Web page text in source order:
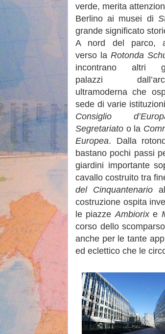
verde, merita
Berlino ai musei di
grande significato
A nord del parco,
verso la Rotonda
incontrano altri
palazzi
ultramoderna che
sede di varie
Consiglio
Segretariato o la
Europea. Dalla
bastano pochi passi
giardini importante
cavallo costruito tra
del Cinquantenario
costruzione ospita
le piazzeAmbiorixe
corso dello
anche per le tante
ed eclettico che le